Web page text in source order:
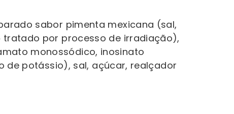
sabor pimenta mexicana (sal,
por processo de irradiação),
monossódico, inosinato
de potássio), sal, açúcar, realçador